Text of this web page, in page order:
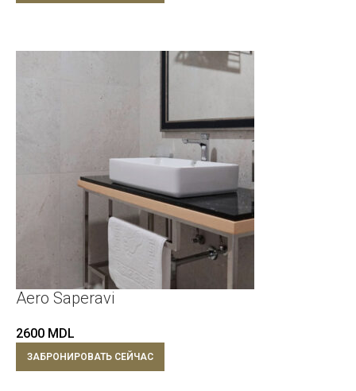
Aero Saperavi
2600 MDL
ЗАБРОНИРОВАТЬ СЕЙЧАС